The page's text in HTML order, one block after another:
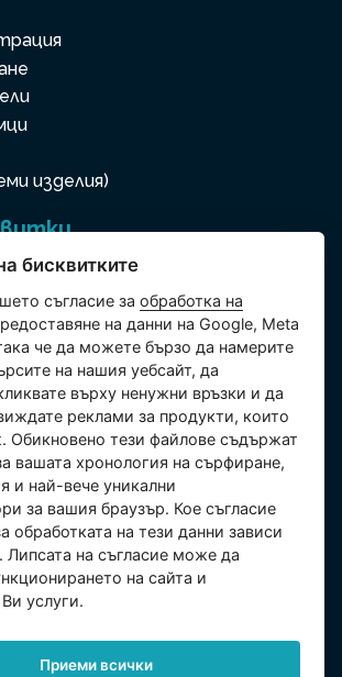
изделия)
на бисквитки
на личните и други
republika
в Градския съд в
партида 74759. Ид.№: 26150808,
бисквитките
съгласие заобработка на
на данни на Google, Meta
че да можете бързо да намерите
на нашия уебсайт, да
върху ненужни връзки и да
реклами за продукти, които
Обикновено тези файлове съдържат
вашата хронология на сърфиране,
и най-вече уникални
за вашия браузър. Кое съгласие
обработката на тези данни зависи
Липсата на съгласие може да
на сайта и
услуги.
Приеми всички